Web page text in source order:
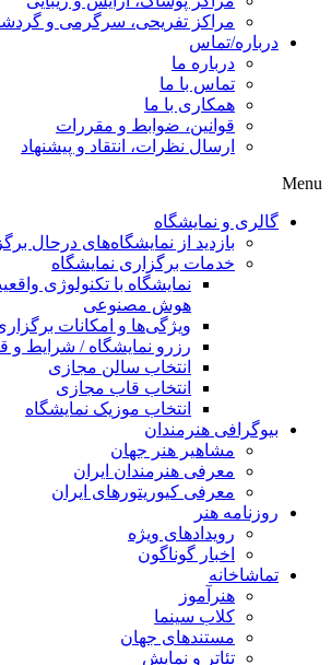
مراکز تفریحی، سرگرمی و
درباره/تماس
درباره ما
تماس با ما
همکاری با ما
قوانین، ضوابط و مقررات
ارسال نظرات، انتقاد و پیشنهاد
Menu
گالری و نمایشگاه
بازدید از نمایشگاه‌های درحال
خدمات برگزاری نمایشگاه
نمایشگاه با تکنولوژی
هوش مصنوعی
ویژگی‌ها و امکانات
رزرو نمایشگاه / شرایط و
انتخاب سالن مجازی
انتخاب قاب مجازی
انتخاب موزیک نمایشگاه
بیوگرافی هنرمندان
مشاهیر هنر جهان
معرفی هنرمندان ایران
معرفی کیوریتورهای ایران
روزنامه هنر
رویدادهای ویژه
اخبار گوناگون
تماشاخانه
هنرآموز
کلاب سینما
مستندهای جهان
تئاتر و نمایش